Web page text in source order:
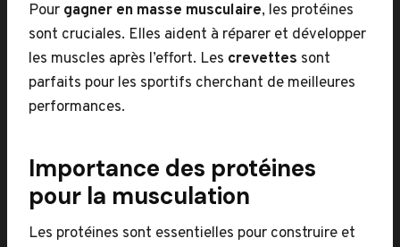
Pour gagner en masse musculaire, les protéines
sont cruciales. Elles aident à réparer et développer
les muscles après l’effort. Les crevettes sont
parfaits pour les sportifs cherchant de meilleures
performances.
Importance des protéines
pour la musculation
Les protéines sont essentielles pour construire et